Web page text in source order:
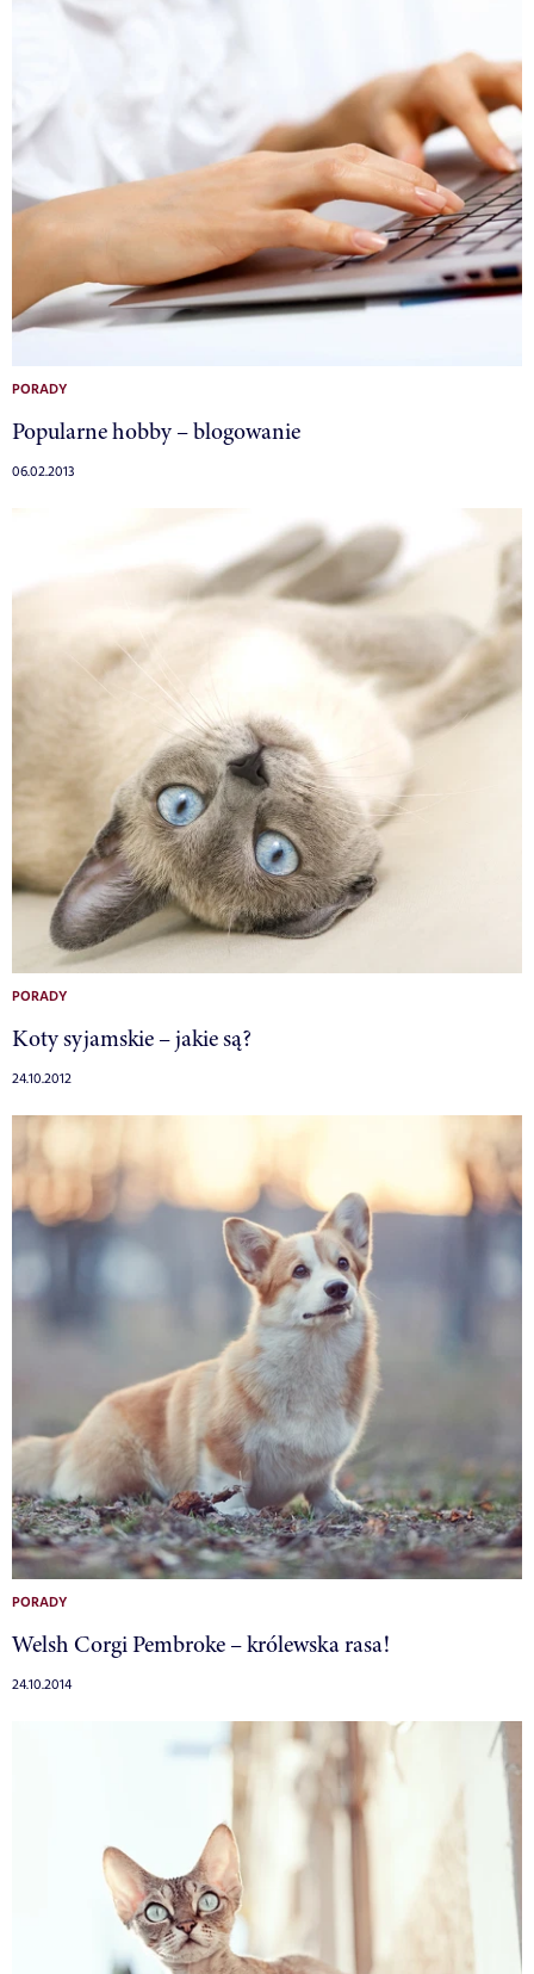
PORADY
Popularne hobby – blogowanie
06.02.2013
PORADY
Koty syjamskie – jakie są?
24.10.2012
PORADY
Welsh Corgi Pembroke – królewska rasa!
24.10.2014